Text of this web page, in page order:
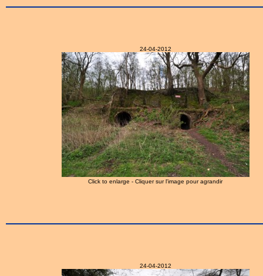
24-04-2012
Click to enlarge - Cliquer sur l'image pour agrandir
24-04-2012